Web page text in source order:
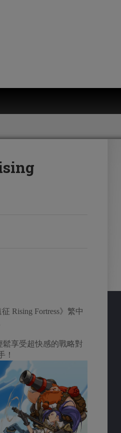
Rising Fortress》繁中
鬆享受超快感的戰略對
！